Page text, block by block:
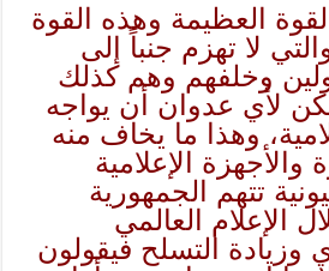
العظيمة وهذه القوة
لا تهزم جنباً إلى
وخلفهم وهم كذلك
لأي عدوان أن يواجه
وهذا ما يخاف منه
والأجهزة الإعلامية
تتهم الجمهورية
الإعلام العالمي
وزيادة التسلح فيقولون